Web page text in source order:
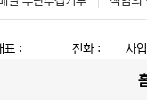
표 : 전화 : 사